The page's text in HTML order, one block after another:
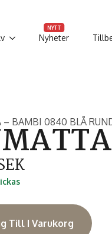
Nyheter
NYTT
– BAMBI 0840 BLÅ
Till I Varukorg